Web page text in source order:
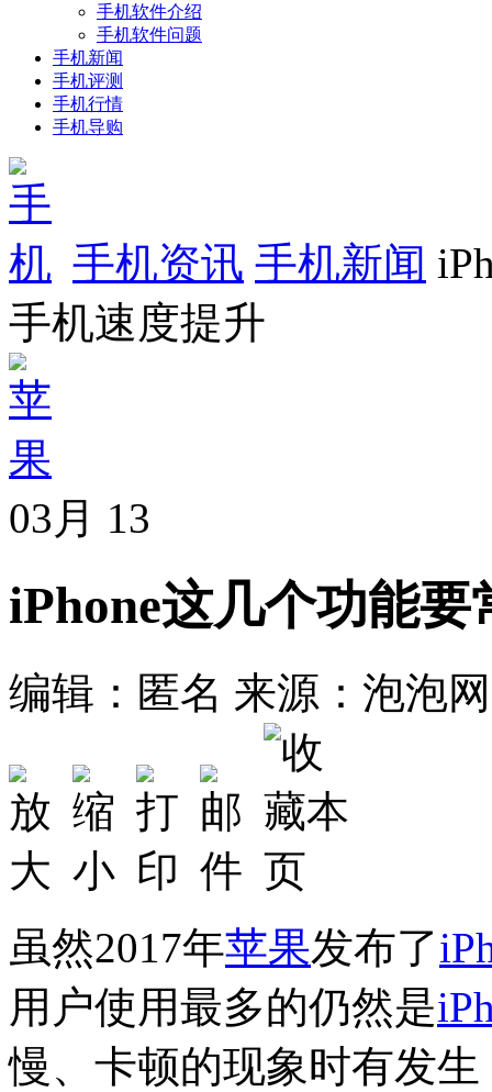
手机软件介绍
手机软件问题
手机新闻
手机评测
手机行情
手机导购
手机资讯 手机新闻
手机速度提升
03月 13
iPhone这几个功能
编辑：匿名 来源：泡泡网
虽然2017年苹果发布了
用户使用最多的仍然是
慢、卡顿的现象时有发